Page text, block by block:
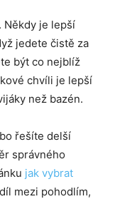
Někdy je lepší
jedete čistě za
být co nejblíž
chvíli je lepší
než bazén.
řešíte delší
správného
jak vybrat
mezi pohodlím,